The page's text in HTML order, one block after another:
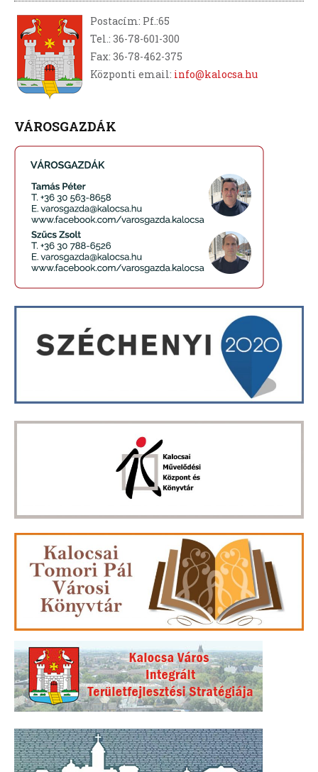
Postacím: Pf.:65
Tel.: 36-78-601-300
Fax: 36-78-462-375
Központi email: info@kalocsa.hu
VÁROSGAZDÁK